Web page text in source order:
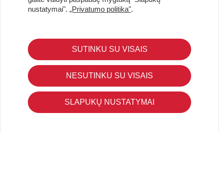
KLIENTŲ APTARNAVIMAS
Pirkimo – pardavimo taisyklės
Pristatymas ir grąžinimas
Apmokėjimo būdai
Kokybės ir saugumo standartai
Privatumo taisyklės
nustatymai". „Privatumo politika".
SUTINKU SU VISAIS
NESUTINKU SU VISAIS
SLAPUKŲ NUSTATYMAI